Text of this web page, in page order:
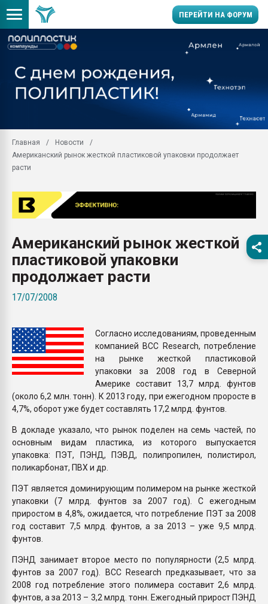
ПЕРЕЙТИ НА ФОРУМ
Вакуум-формовочные
28.07.2026
Всё, что касается
вакуумного
Продам отходы
Главная
Новости
Американский рынок жесткой пластиковой упаковки продолжает
расти
Американский рынок жесткой
пластиковой упаковки
продолжает расти
17/07/2008
Согласно исследованиям, проведенным
компанией BCC Research, потребление
на рынке жесткой пластиковой
упаковки за 2008 год в Северной
Америке составит 13,7 млрд. фунтов
(около 6,2 млн. тонн). К 2013 году, при ежегодном проросте в
4,7%, оборот уже будет составлять 17,2 млрд. фунтов.
В докладе указало, что рынок поделен на семь частей, по
основным видам пластика, из которого выпускается
упаковка: ПЭТ, ПЭНД, ПЭВД, полипропилен, полистирол,
поликарбонат, ПВХ и др.
ПЭТ является доминирующим полимером на рынке жесткой
упаковки (7 млрд. фунтов за 2007 год). С ежегодным
приростом в 4,8%, ожидается, что потребление ПЭТ за 2008
год составит 7,5 млрд. фунтов, а за 2013 – уже 9,5 млрд.
фунтов.
ПЭНД занимает второе место по популярности (2,5 млрд.
фунтов за 2007 год). BCC Research предказывает, что за
2008 год потребление этого полимера составит 2,6 млрд.
фунтов, а за 2013 – 3,2 млрд. тонн. Ежегодный прирост ПЭНД